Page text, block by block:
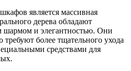
является массивная
дерева обладают
и элегантностью. Они
более тщательного ухода
средствами для